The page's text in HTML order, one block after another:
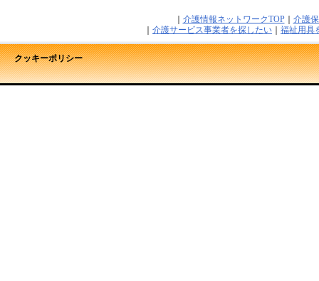
介護情報ネットワークTOP｜ 介護
介護サービス事業者を探したい 福祉用具
クッキーポリシー